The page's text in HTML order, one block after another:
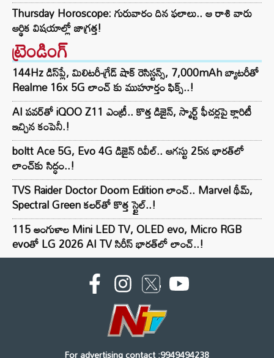
Thursday Horoscope: గురువారం దిన ఫలాలు.. ఆ రాశి వారు
ఆర్థిక విషయాల్లో జాగ్రత్త!
ట్రెండింగ్‌
144Hz డిస్‌ప్లే, మిలిటరీ-గ్రేడ్ షాక్ రెసిస్టన్స్, 7,000mAh బ్యాటరీతో
Realme 16x 5G లాంచ్ కు ముహూర్తం ఫిక్స్..!
AI పవర్‌తో iQOO Z11 ఎంట్రీ.. కొత్త డిజైన్, స్మార్ట్ ఫీచర్లపై క్లారిటీ
ఇచ్చిన కంపెనీ.!
boltt Ace 5G, Evo 4G డిజైన్ రివీల్.. ఆగస్టు 25న భారత్‌లో
లాంచ్‌కు సిద్ధం..!
TVS Raider Doctor Doom Edition లాంచ్.. Marvel థీమ్,
Spectral Green కలర్‌తో కొత్త స్టైల్..!
115 అంగుళాల Mini LED TV, OLED evo, Micro RGB
evoతో LG 2026 AI TV సిరీస్ భారత్‌లో లాంచ్..!
For advertising contact :9949494238